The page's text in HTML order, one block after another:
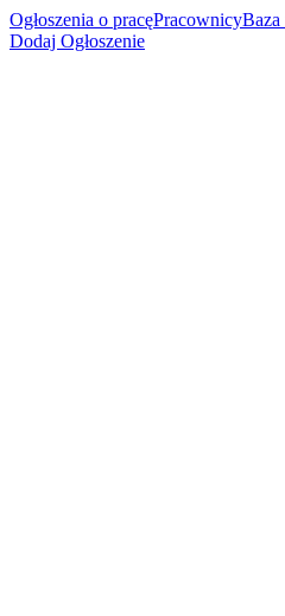
Ogłoszenia o pracęPracownicy
Dodaj Ogłoszenie